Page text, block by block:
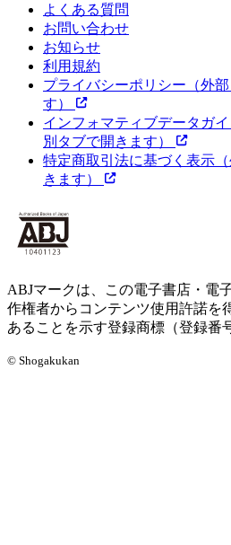
よくある質問
お問い合わせ
お知らせ
利用規約
プライバシーポリシー （外
す）
インフォマティブデータガ
別タブで開きます）
特定商取引法に基づく表示
きます）
ABJマークは、この電子書店・電
作権者からコンテンツ使用許諾を
あることを示す登録商標（登録番
© Shogakukan